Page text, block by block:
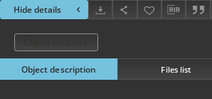
Hide details
Object description Files list